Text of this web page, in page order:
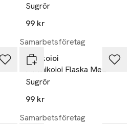
Sugrör
99 kr
Samarbetsföretag
Minikoioi
Mminikoioi Flaska Med
Sugrör
99 kr
Samarbetsföretag